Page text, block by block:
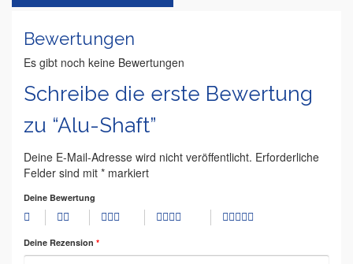
Bewertungen
Es gibt noch keine Bewertungen
Schreibe die erste Bewertung
zu “Alu-Shaft”
Deine E-Mail-Adresse wird nicht veröffentlicht. Erforderliche
Felder sind mit * markiert
Deine Bewertung
Deine Rezension *